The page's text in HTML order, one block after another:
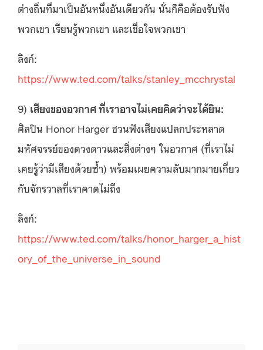
ต่างถิ่นที่มาเป็นอันหนึ่งอันเดียวกัน นั่นก็คือต้องรับฟัง
พวกเขา เรียนรู้พวกเขา และเชื่อใจพวกเขา
ลิงก์:
https://www.ted.com/talks/stanley_mcchrystal
9) เสียงของอวกาศ ที่เราอาจไม่เคยคิดว่าจะได้ยิน:
ศิลปิน Honor Harger ชวนฟังเสียงแปลกประหลาด
มหัศจรรย์ของดวงดาวและสิ่งต่างๆ ในอวกาศ (ที่เราไม่
เคยรู้ว่ามีเสียงด้วยซ้ำ) พร้อมเผยความลับมากมายเกี่ยว
กับจักรวาลที่เราคาดไม่ถึง
ลิงก์:
https://www.ted.com/talks/honor_harger_a_hist
ory_of_the_universe_in_sound